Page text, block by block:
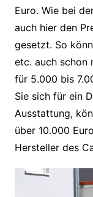
Euro. Wie bei
auch hier den
gesetzt. So
etc. auch schon
für 5.000 bis
Sie sich für ein
Ausstattung,
über 10.000
Hersteller des